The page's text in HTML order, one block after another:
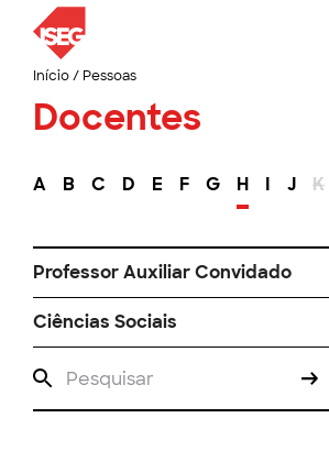
Início/ Pessoas
Docentes
A B C D E F G H I J K
Professor Auxiliar Convidado
Ciências Sociais